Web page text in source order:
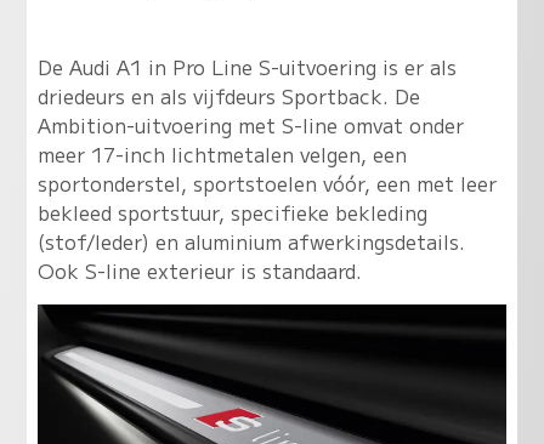
De Audi A1 in Pro Line S-uitvoering is er als
driedeurs en als vijfdeurs Sportback. De
Ambition-uitvoering met S-line omvat onder
meer 17-inch lichtmetalen velgen, een
sportonderstel, sportstoelen vóór, een met leer
bekleed sportstuur, specifieke bekleding
(stof/leder) en aluminium afwerkingsdetails.
Ook S-line exterieur is standaard.